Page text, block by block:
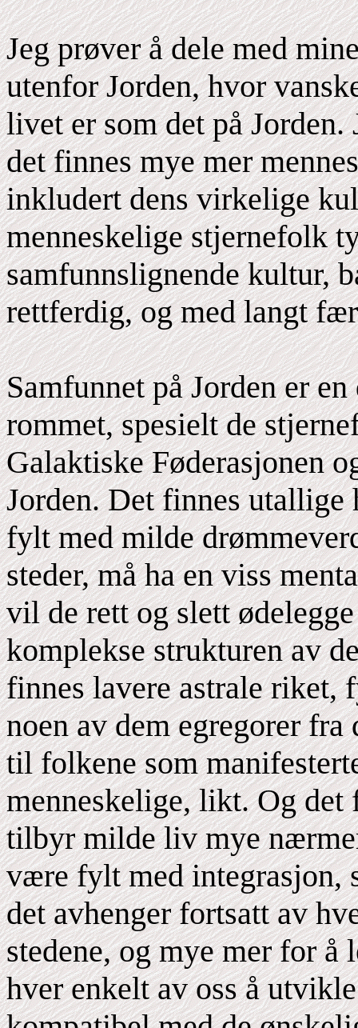
Jeg prøver å dele med
utenfor Jorden, hvor
livet er som det på
det finnes mye mer
inkludert dens virkelige
menneskelige stjernefolk
samfunnslignende kultur,
rettferdig, og med langt
Samfunnet på Jorden er
rommet, spesielt de
Galaktiske Føderasjonen
Jorden. Det finnes utallige
fylt med milde
steder, må ha en viss
vil de rett og slett
komplekse strukturen av
finnes lavere astrale riket,
noen av dem egregorer
til folkene som
menneskelige, likt. Og det
tilbyr milde liv mye
være fylt med integrasjon,
det avhenger fortsatt av
stedene, og mye mer for å
hver enkelt av oss å